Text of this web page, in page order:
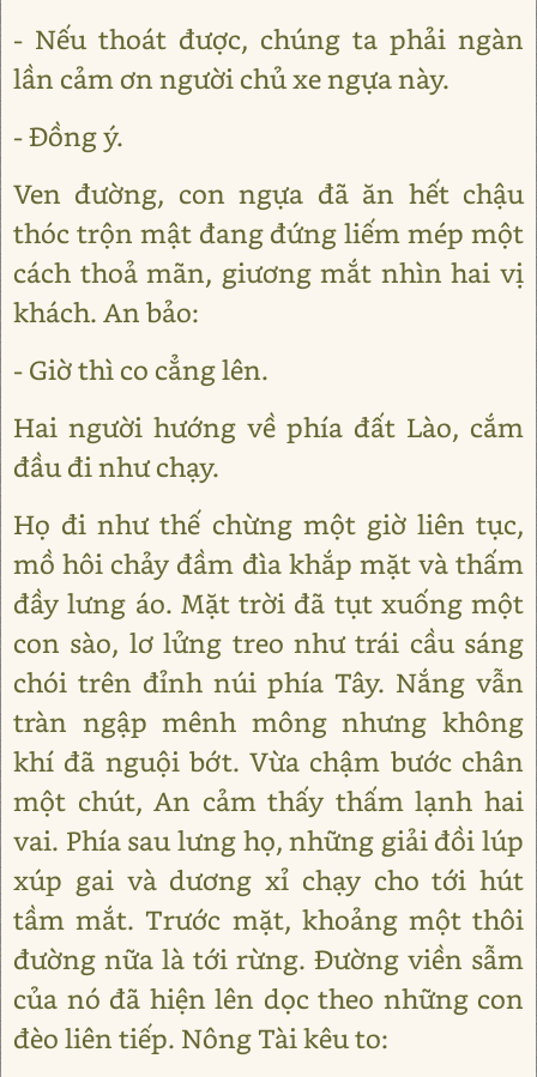
- Nếu thoát được, chúng ta phải ngàn
lần cảm ơn người chủ xe ngựa này.
- Đồng ý.
Ven đường, con ngựa đã ăn hết chậu
thóc trộn mật đang đứng liếm mép một
cách thoả mãn, giương mắt nhìn hai vị
khách. An bảo:
- Giờ thì co cẳng lên.
Hai người hướng về phía đất Lào, cắm
đầu đi như chạy.
Họ đi như thế chừng một giờ liên tục,
mồ hôi chảy đầm đìa khắp mặt và thấm
đầy lưng áo. Mặt trời đã tụt xuống một
con sào, lơ lửng treo như trái cầu sáng
chói trên đỉnh núi phía Tây. Nắng vẫn
tràn ngập mênh mông nhưng không
khí đã nguội bớt. Vừa chậm bước chân
một chút, An cảm thấy thấm lạnh hai
vai. Phía sau lưng họ, những giải đồi lúp
xúp gai và dương xỉ chạy cho tới hút
tầm mắt. Trước mặt, khoảng một thôi
đường nữa là tới rừng. Đường viền sẫm
của nó đã hiện lên dọc theo những con
đèo liên tiếp. Nông Tài kêu to: